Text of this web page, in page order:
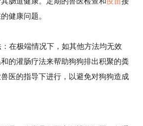
健康问题。
极端情况下，如其他方法均无效
的灌肠疗法来帮助狗狗排出积聚的粪
医的指导下进行，以避免对狗狗造成